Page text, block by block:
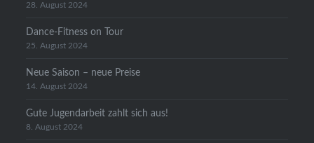
28. August 2024
Dance-Fitness on Tour
25. August 2024
Neue Saison – neue Preise
14. August 2024
Gute Jugendarbeit zahlt sich aus!
8. August 2024